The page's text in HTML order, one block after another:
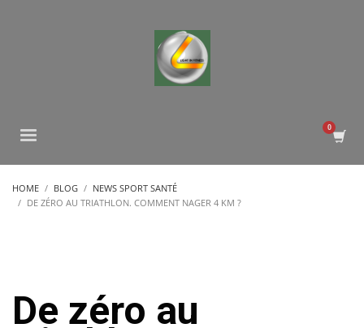
HOME BLOG
NEWS SPORT SANTÉ
DE ZÉRO AU TRIATHLON. COMMENT NAGER 4 KM ?
De zéro au